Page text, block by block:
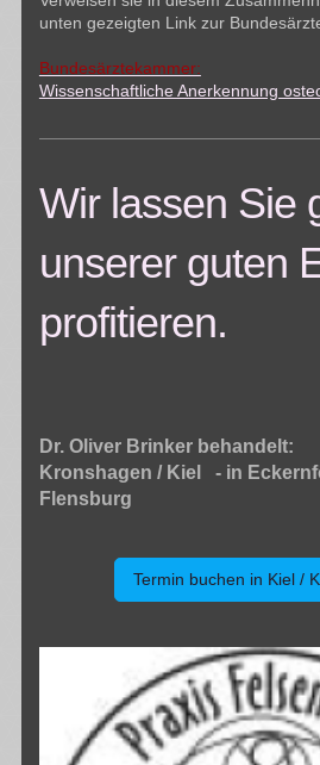
unten gezeigten Link zur
Bundesärztekammer:
Wissenschaftliche Anerkennung
Wir lassen Sie
unserer guten
profitieren.
Dr. Oliver Brinker
Kronshagen / Kiel - in
Flensburg
Termin buchen in Kiel /